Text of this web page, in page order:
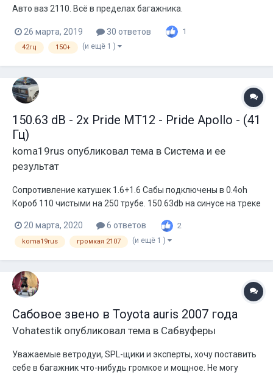
Авто ваз 2110. Всё в пределах багажника.
26 марта, 2019 30 ответов 1
42гц 150+ (и ещё 1 )
150.63 dB - 2x Pride MT12 - Pride Apollo - (41
Гц)
koma19rus опубликовал тема в Система и ее
результат
Сопротивление катушек 1.6+1.6 Сабы подключены в 0.4oh
Короб 110 чистыми на 250 трубе. 150.63db на синусе на треке
корейской катушке, 2й на казанской. сейчас возьму 2й на
казанке. по питанию 320az + 2x40lto. с капота + и - по 2 пр...
20 марта, 2020 6 ответов 2
koma19rus громкая 2107 (и ещё 1 )
Сабовое звено в Toyota auris 2007 года
Vohatestik опубликовал тема в Сабвуферы
Уважаемые ветродуи, SPL-щики и эксперты, хочу поставить
себе в багажник что-нибудь громкое и мощное. Не могу